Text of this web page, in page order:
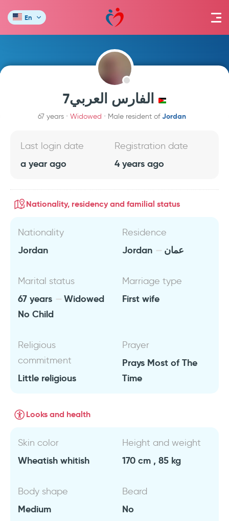
En
الفارس العربي7
67 years Widowed Male resident ofJordan
Last login date
a year ago
Registration date
4 years ago
Nationality, residency and familial status
Nationality
Jordan
Residence
Jordan عمان
Marital status
67 years
Widowed
No Child
Marriage type
First wife
Religious
commitment
Little religious
Prayer
Prays Most of The
Time
Looks and health
Skin color
Wheatish whitish
Height and weight
170 cm , 85 kg
Body shape
Medium
Beard
No